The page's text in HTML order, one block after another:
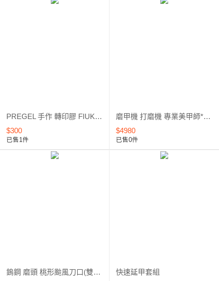
PREGEL 手作 轉印膠 FIUK 轉寫膠 星空轉印膠 / 手作膠 / 4g/15g
$300
已售1件
磨甲機 打磨機 專業美甲師*台灣製*外銷暢銷款
$4980
已售0件
鎢鋼 磨頭 桃形颱風刀口(雙向切削) 6.0mm-CA10*****
快速延甲套組